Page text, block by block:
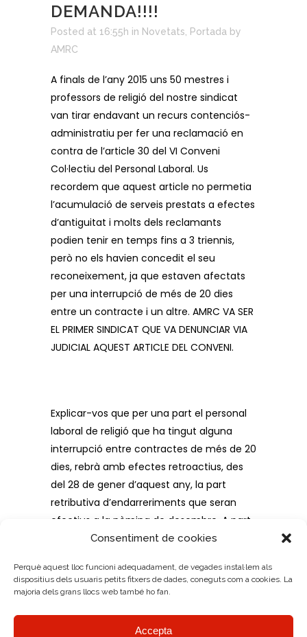
Consentiment de cookies
Perquè aquest lloc funcioni adequadament, de vegades instal·lem als
dispositius dels usuaris petits fitxers de dades, coneguts com a cookies. La
majoria dels grans llocs web també ho fan.
Accepta
DEMANDA!!!!
Posted at 16:55h in Novetats Portada by
AMRC
A finals de l’any 2015 uns 50 mestres i
professors de religió del nostre sindicat
van tirar endavant un recurs contenciós-
administratiu per fer una reclamació en
contra de l’article 30 del VI Conveni
Col·lectiu del Personal Laboral. Us
recordem que aquest article no permetia
l’acumulació de serveis prestats a efectes
d’antiguitat i molts dels reclamants
podien tenir en temps fins a 3 triennis,
però no els havien concedit el seu
reconeixement, ja que estaven afectats
per una interrupció de més de 20 dies
entre un contracte i un altre. AMRC VA SER
EL PRIMER SINDICAT QUE VA DENUNCIAR VIA
JUDICIAL AQUEST ARTICLE DEL CONVENI.
Explicar-vos que per una part el personal
laboral de religió que ha tingut alguna
interrupció entre contractes de més de 20
dies, rebrà amb efectes retroactius, des
del 28 de gener d’aquest any, la part
retributiva d’endarreriments que seran
efectius a la nòmina de desembre. A part
NOMÉS AQUEST GRUP DE
INTERPOSAR LA DEMANDA AMB NOSALTRES,
COBRARAN AMB EFECTES RETROACTIUS